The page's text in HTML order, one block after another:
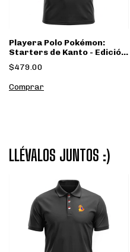
Playera Polo Pokémon:
Starters de Kanto - Edición
de Colección - OEFASHION
$479.00
Comprar
LLÉVALOS JUNTOS :)